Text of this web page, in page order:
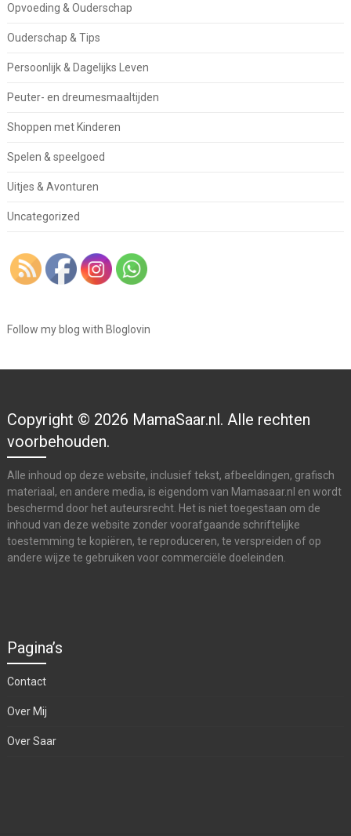
Opvoeding & Ouderschap
Ouderschap & Tips
Persoonlijk & Dagelijks Leven
Peuter- en dreumesmaaltijden
Shoppen met Kinderen
Spelen & speelgoed
Uitjes & Avonturen
Uncategorized
Follow my blog with Bloglovin
Copyright © 2026 MamaSaar.nl. Alle rechten
voorbehouden.
Alle inhoud op deze website, inclusief tekst, afbeeldingen, grafisch
materiaal, en andere media, is eigendom van Mamasaar.nl en wordt
beschermd door het auteursrecht. Het is niet toegestaan om de
inhoud van deze website zonder voorafgaande schriftelijke
toestemming te kopiëren, te reproduceren, te verspreiden of op
andere wijze te gebruiken voor commerciële doeleinden.
Pagina’s
Contact
Over Mij
Over Saar